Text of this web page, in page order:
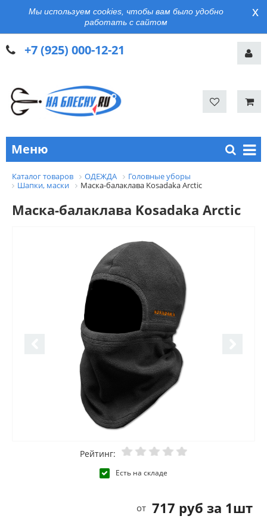
Мы используем cookies, чтобы вам было удобно
работать с сайтом
x
+7 (925) 000-12-21
Меню
Каталог товаров ОДЕЖДА
Головные уборы
Шапки, маски
Маска-балаклава Kosadaka Arctic
Маска-балаклава Kosadaka Arctic
Рейтинг:
Есть на складе
717 руб за 1шт
от